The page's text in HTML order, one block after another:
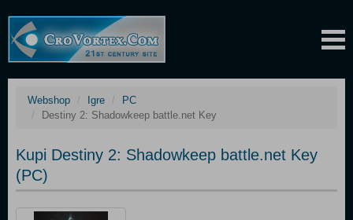
Webshop Igre
PC
Destiny 2: Shadowkeep battle.net Key
Kupi Destiny 2: Shadowkeep battle.net Key
(PC)